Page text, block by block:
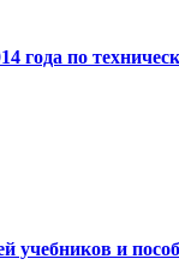
года по
учебников и